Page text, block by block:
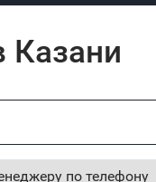
Казани
по телефону